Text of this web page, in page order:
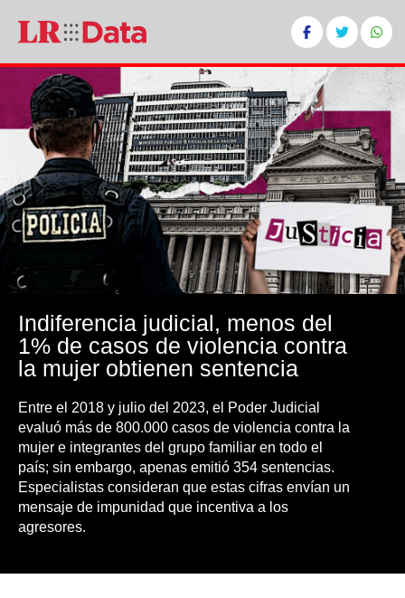
Indiferencia judicial, menos del
1% de casos de violencia contra
la mujer obtienen sentencia
Entre el 2018 y julio del 2023, el Poder Judicial
evaluó más de 800.000 casos de violencia contra la
mujer e integrantes del grupo familiar en todo el
país; sin embargo, apenas emitió 354 sentencias.
Especialistas consideran que estas cifras envían un
mensaje de impunidad que incentiva a los
agresores.